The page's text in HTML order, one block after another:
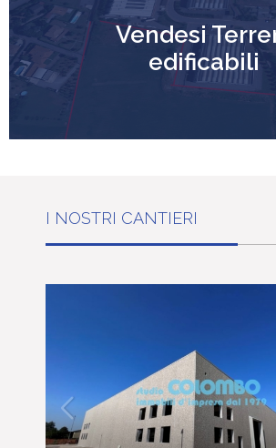
Vendesi
edificabili
I NOSTRI CANTIERI